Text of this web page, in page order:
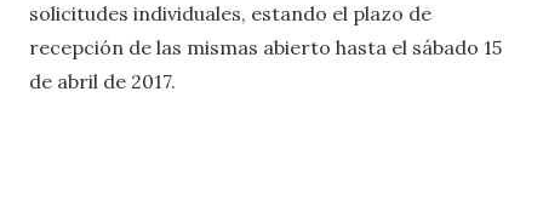
solicitudes individuales, estando el plazo de
recepción de las mismas abierto hasta el sábado 15
de abril de 2017.